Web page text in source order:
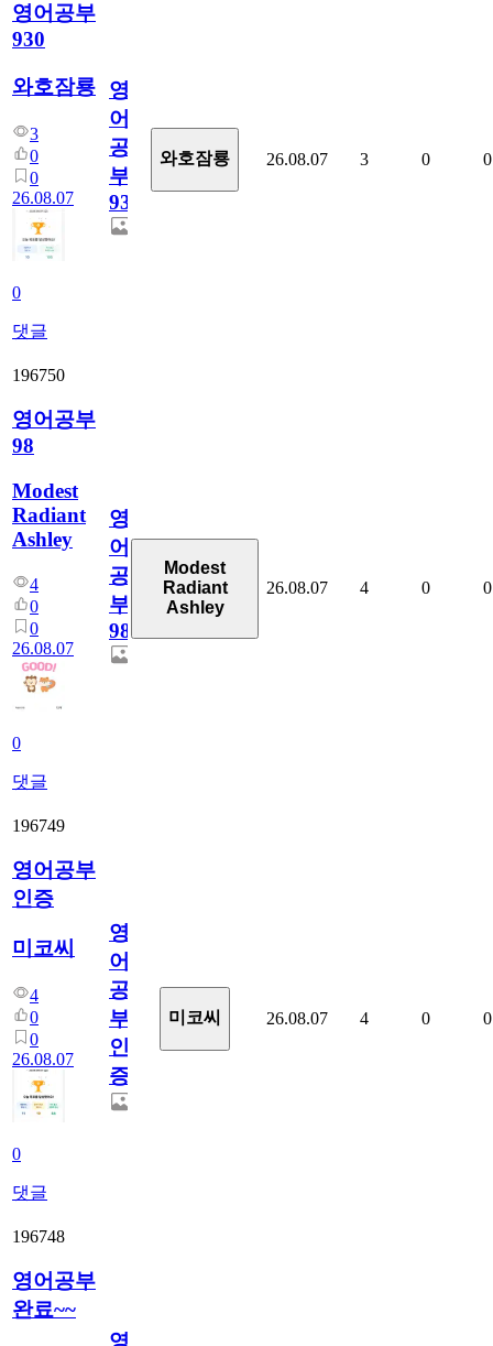
영어공부
930
와호잠룡
3
0
0
26.08.07
0
댓글
영
어
공
부
930
와호잠룡 26.08.07 3 0 0
196750
영어공부
98
Modest
Radiant
Ashley
4
0
0
26.08.07
0
댓글
영
어
공
부
98
Modest
Radiant
Ashley
26.08.07 4 0 0
196749
영어공부
인증
미코씨
4
0
0
26.08.07
0
댓글
영
어
공
부
인
증
미코씨 26.08.07 4 0 0
196748
영어공부
완료~~